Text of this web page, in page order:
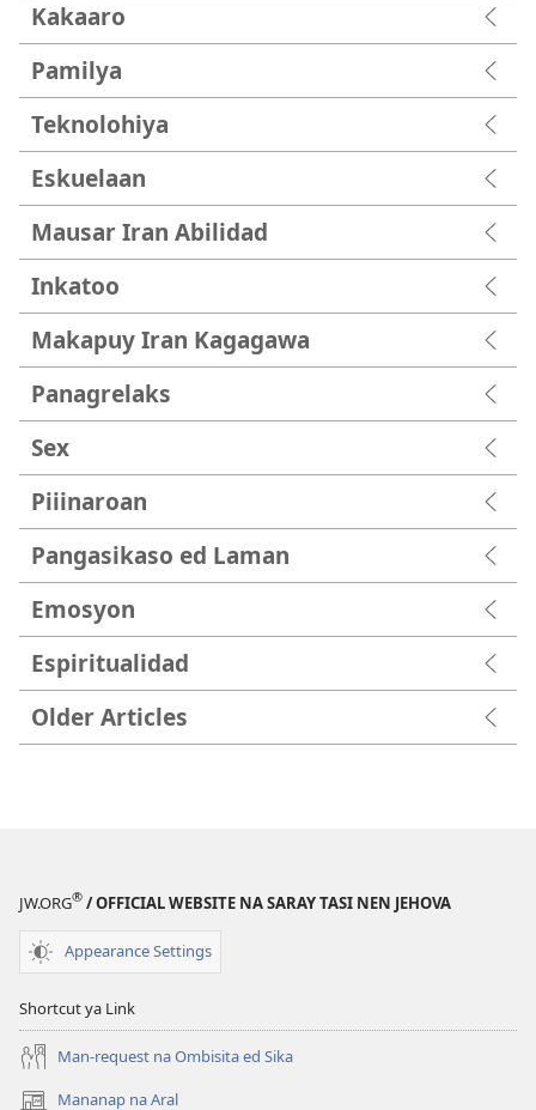
Kakaaro
Pamilya
Teknolohiya
Eskuelaan
Mausar Iran Abilidad
Inkatoo
Makapuy Iran Kagagawa
Panagrelaks
Sex
Piiinaroan
Pangasikaso ed Laman
Emosyon
Espiritualidad
Older Articles
JW.ORG® / OFFICIAL WEBSITE NA SARAY TASI NEN JEHOVA
Appearance Settings
Shortcut ya Link
Man-request na Ombisita ed Sika
Mananap na Aral